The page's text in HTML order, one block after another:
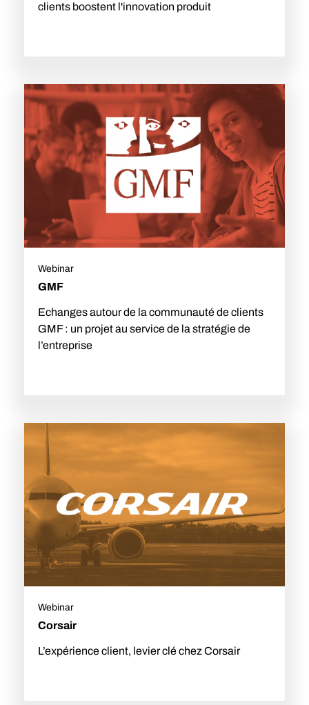
clients boostent l'innovation produit
Webinar
GMF
Echanges autour de la communauté de clients
GMF : un projet au service de la stratégie de
l’entreprise
Webinar
Corsair
L’expérience client, levier clé chez Corsair